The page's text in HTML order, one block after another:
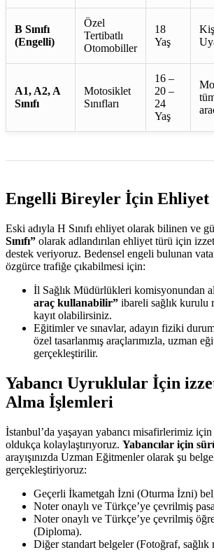
B Sınıfı
(Engelli)
Özel
Tertibatlı
Otomobiller
18
Yaş
A1, A2, A
Sınıfı
Motosiklet
Sınıfları
16 –
20 –
24
Yaş
Engelli Bireyler İçin Ehliyet
Eski adıyla H Sınıfı ehliyet olarak bilinen ve
Sınıfı” olarak adlandırılan ehliyet türü için
destek veriyoruz. Bedensel engeli bulunan
özgürce trafiğe çıkabilmesi için:
İl Sağlık Müdürlükleri komisyonundan
araç kullanabilir” ibareli sağlık kurulu
kayıt olabilirsiniz.
Eğitimler ve sınavlar, adayın fiziki
özel tasarlanmış araçlarımızla, uzman
gerçekleştirilir.
Yabancı Uyruklular İçin
Alma İşlemleri
İstanbul’da yaşayan yabancı misafirlerimiz
oldukça kolaylaştırıyoruz. Yabancılar için
arayışınızda Uzman Eğitmenler olarak şu
gerçekleştiriyoruz:
Geçerli İkametgah İzni (Oturma İzni)
Noter onaylı ve Türkçe’ye çevrilmiş
Noter onaylı ve Türkçe’ye çevrilmiş
(Diploma).
Diğer standart belgeler (Fotoğraf, sağlık